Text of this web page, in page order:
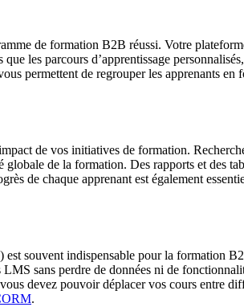
de formation B2B réussi. Votre
les parcours d’apprentissage
permettent de regrouper les apprenants
de vos initiatives de formation.
globale de la formation. Des rapports et des
de chaque apprenant est également
souvent indispensable pour la formation
sans perdre de données ni de
devez pouvoir déplacer vos cours entre
.